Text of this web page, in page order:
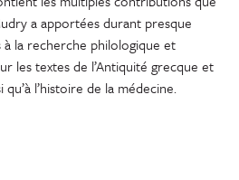
a apportées durant presque
la recherche philologique et
les textes de l’Antiquité grecque et
qu’à l’histoire de la médecine.